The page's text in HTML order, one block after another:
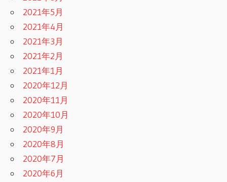
2021年5月
2021年4月
2021年3月
2021年2月
2021年1月
2020年12月
2020年11月
2020年10月
2020年9月
2020年8月
2020年7月
2020年6月